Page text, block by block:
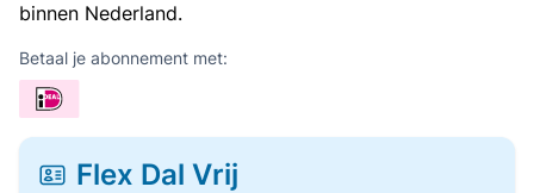
binnen Nederland.
Betaal je abonnement met:
Flex Dal Vrij